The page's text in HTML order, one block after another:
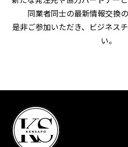
同業者同士の最新情報交換
是非ご参加いただき、ビジネス
い。